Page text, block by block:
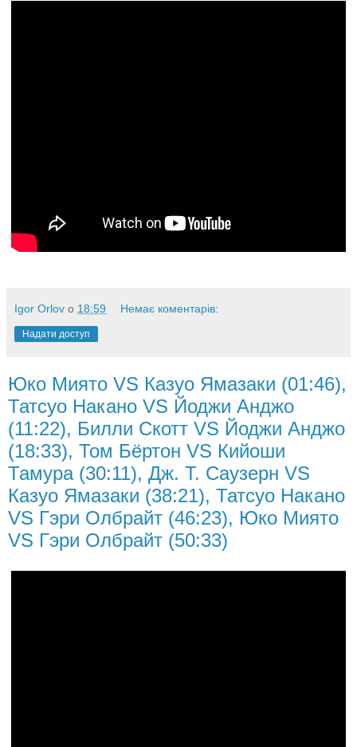
Igor Orlov о 18:59 Немає коментарів:
Надати доступ
Юко Миято VS Казуо Ямазаки (01:46),
Татсуо Накано VS Йоджи Анджо
(11:22), Билли Скотт VS Йоджи Анджо
(18:33), Том Бёртон VS Кийоши
Тамура (30:11), Дж. Т. Саузерн VS
Казуо Ямазаки (38:21), Татсуо Накано
VS Гэри Олбрайт (46:23), Юко Миято
VS Гэри Олбрайт (50:33)